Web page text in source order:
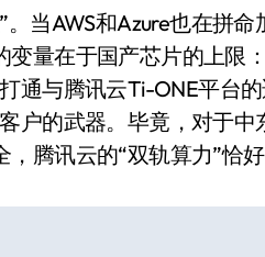
当AWS和Azure也在拼
量在于国产芯片的上限
通与腾讯云Ti-ONE平台
户的武器。毕竟，对于
腾讯云的“双轨算力”恰